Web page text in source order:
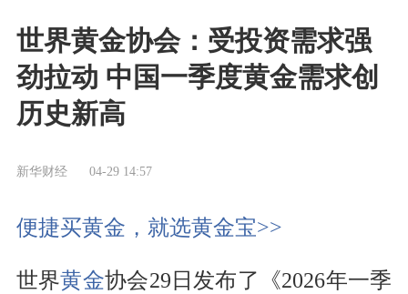
世界黄金协会：受投资需求强
劲拉动 中国一季度黄金需求创
历史新高
新华财经 04-29 14:57
便捷买黄金，就选黄金宝>>
世界黄金协会29日发布了《2026年一季